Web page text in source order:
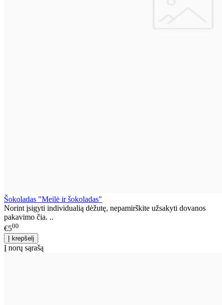
Šokoladas "Meilė ir šokoladas"
Norint įsigyti individualią dėžutę, nepamirškite užsakyti dovanos
pakavimo čia. ..
€500
Į norų sąrašą